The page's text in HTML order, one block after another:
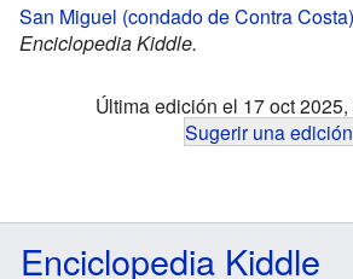
San Miguel (condado de Contra
Enciclopedia Kiddle.
Última edición el 17 oct
Sugerir una edición
Enciclopedia Kiddle